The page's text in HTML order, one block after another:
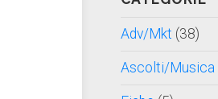
Adv/Mkt (38)
Ascolti/Musica